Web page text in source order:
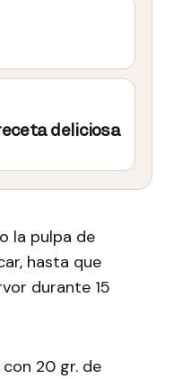
deliciosa
la pulpa de
hasta que
durante 15
20 gr. de